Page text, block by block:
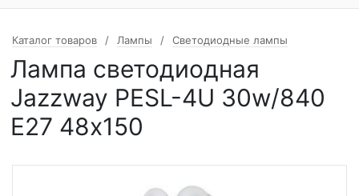
Каталог товаров Лампы Светодиодные лампы
Лампа светодиодная
Jazzway PESL-4U 30w/840
E27 48х150